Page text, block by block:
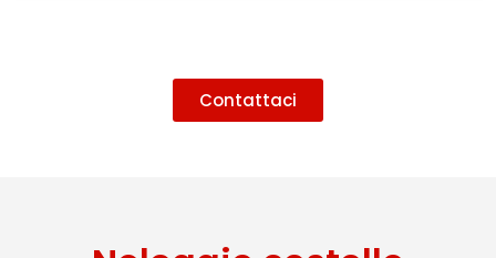
Contattaci